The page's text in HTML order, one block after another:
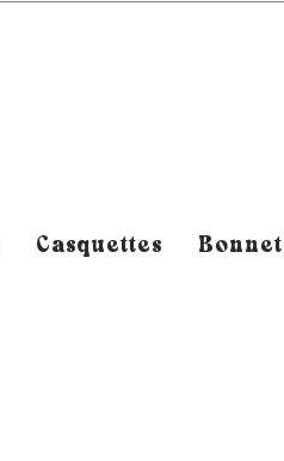
Casquettes